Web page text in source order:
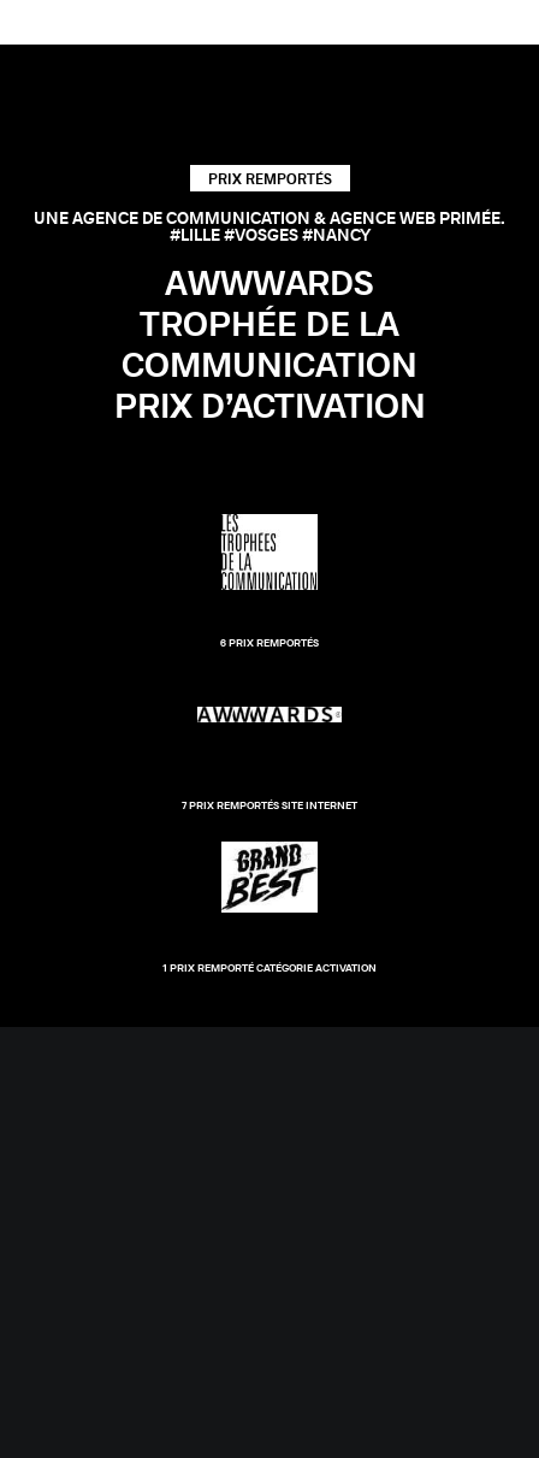
PRIX REMPORTÉS
UNE AGENCE DE COMMUNICATION & AGENCE WEB PRIMÉE.
#LILLE #VOSGES #NANCY
AWWWARDS
TROPHÉE DE LA
COMMUNICATION
PRIX D’ACTIVATION
6 PRIX REMPORTÉS
7 PRIX REMPORTÉS SITE INTERNET
1 PRIX REMPORTÉ CATÉGORIE ACTIVATION